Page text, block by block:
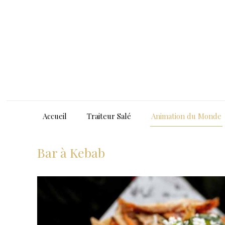
Accueil Traiteur Salé Animation du Monde
Bar à Kebab